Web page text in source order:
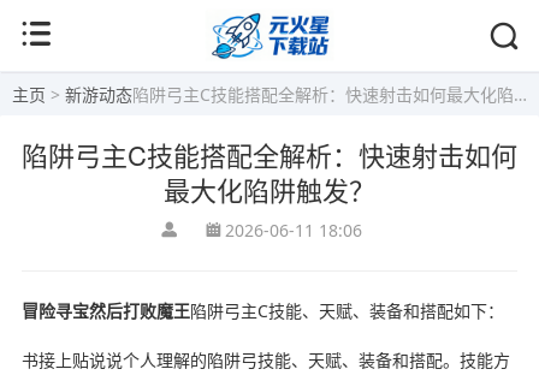
主页 > 新游动态陷阱弓主C技能搭配全解析：快速射击如何最大化陷阱触发？
陷阱弓主C技能搭配全解析：快速射击如何
最大化陷阱触发？
2026-06-11 18:06
冒险寻宝然后打败魔王陷阱弓主C技能、天赋、装备和搭配如下：
书接上贴说说个人理解的陷阱弓技能、天赋、装备和搭配。技能方